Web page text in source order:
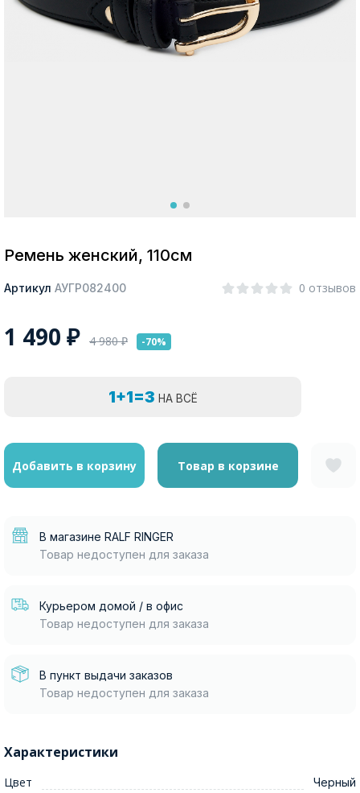
Ремень женский, 110см
Артикул АУГР082400 0 отзывов
1 490 ₽ 4 980₽ -70%
1+1=3 НА ВСЁ
Добавить в корзину Товар в корзине
В магазине RALF RINGER
Товар недоступен для заказа
Курьером домой / в офис
Товар недоступен для заказа
В пункт выдачи заказов
Товар недоступен для заказа
Характеристики
Цвет Черный